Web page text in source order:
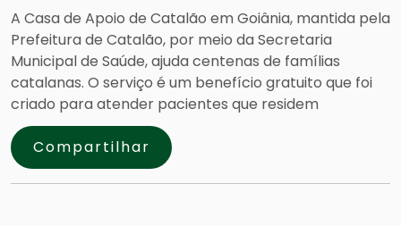
A Casa de Apoio de Catalão em Goiânia, mantida pela
Prefeitura de Catalão, por meio da Secretaria
Municipal de Saúde, ajuda centenas de famílias
catalanas. O serviço é um benefício gratuito que foi
criado para atender pacientes que residem
Compartilhar